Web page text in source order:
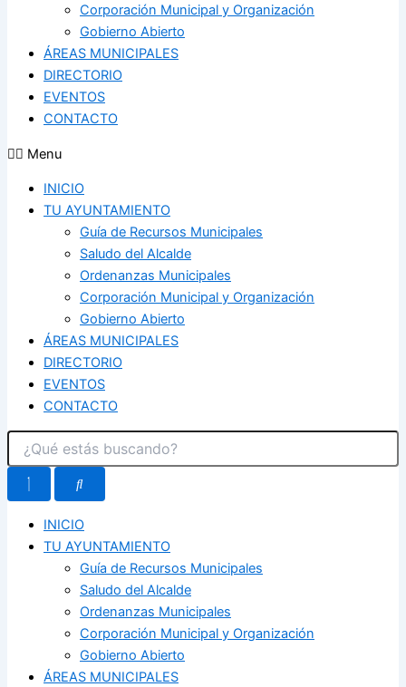
Corporación Municipal y Organización
Gobierno Abierto
ÁREAS MUNICIPALES
DIRECTORIO
EVENTOS
CONTACTO
Menu
INICIO
TU AYUNTAMIENTO
Guía de Recursos Municipales
Saludo del Alcalde
Ordenanzas Municipales
Corporación Municipal y Organización
Gobierno Abierto
ÁREAS MUNICIPALES
DIRECTORIO
EVENTOS
CONTACTO
INICIO
TU AYUNTAMIENTO
Guía de Recursos Municipales
Saludo del Alcalde
Ordenanzas Municipales
Corporación Municipal y Organización
Gobierno Abierto
ÁREAS MUNICIPALES